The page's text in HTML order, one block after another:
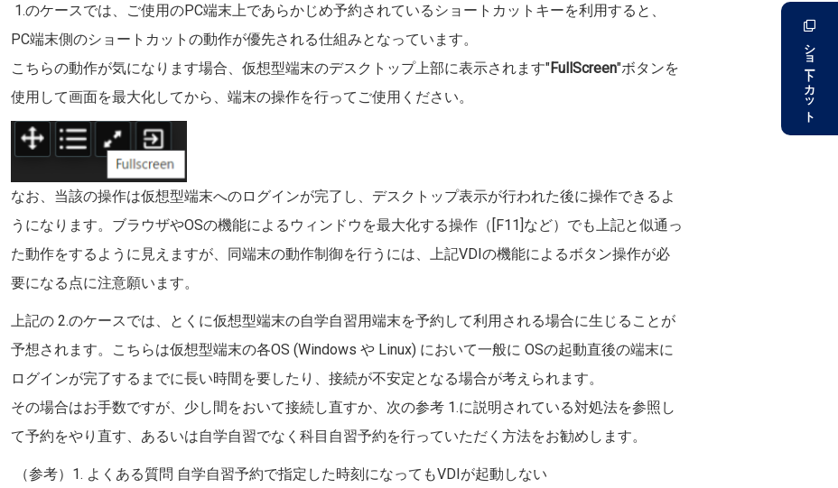
1.のケースでは、ご使用のPC端末上であらかじめ予約されているショートカットキーを利用すると、
PC端末側のショートカットの動作が優先される仕組みとなっています。
こちらの動作が気になります場合、仮想型端末のデスクトップ上部に表示されます"FullScreen"ボタンを
使用して画面を最大化してから、端末の操作を行ってご使用ください。
画像
なお、当該の操作は仮想型端末へのログインが完了し、デスクトップ表示が行われた後に操作できるよ
うになります。ブラウザやOSの機能によるウィンドウを最大化する操作（[F11]など）でも上記と似通っ
た動作をするように見えますが、同端末の動作制御を行うには、上記VDIの機能によるボタン操作が必
要になる点に注意願います。
上記の 2.のケースでは、とくに仮想型端末の自学自習用端末を予約して利用される場合に生じることが
予想されます。こちらは仮想型端末の各OS (Windows や Linux) において一般に OSの起動直後の端末に
ログインが完了するまでに長い時間を要したり、接続が不安定となる場合が考えられます。
その場合はお手数ですが、少し間をおいて接続し直すか、次の参考 1.に説明されている対処法を参照し
て予約をやり直す、あるいは自学自習でなく科目自習予約を行っていただく方法をお勧めします。
（参考）1. よくある質問 自学自習予約で指定した時刻になってもVDIが起動しない
ショートカット